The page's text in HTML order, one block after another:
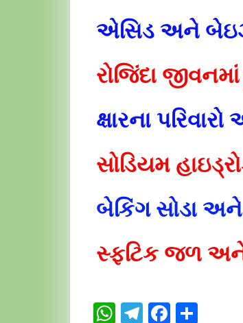
એસિડ અને
રોજિંદા
ક્ષારના
સોડિયમ
બેકિંગ સોડા અને
સ્ફટિક જળ
WhatsApp
Telegram